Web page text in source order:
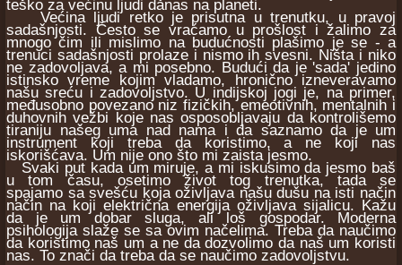
teško za većinu ljudi danas na planeti.
Većina ljudi retko je prisutna u trenutku, u pravoj
sadašnjosti. Često se vraćamo u prošlost i žalimo za
mnogo čim ili mislimo na budućnosti plašimo je se - a
trenuci sadašnjosti prolaze i nismo ih svesni. Ništa i niko
ne zadovoljava, a mi posebno. Budući da je 'sada' jedino
istinsko vreme kojim vladamo, hronično izneveravamo
našu sreću i zadovoljstvo. U indijskoj jogi je, na primer,
međusobno povezano niz fizičkih, emeotivnih, mentalnih i
duhovnih vežbi koje nas osposobljavaju da kontrolišemo
tiraniju našeg uma nad nama i da saznamo da je um
instrument koji treba da koristimo, a ne koji nas
iskorišćava. Um nije ono što mi zaista jesmo.
Svaki put kada um miruje, a mi iskusimo da jesmo baš
u tom času, osetimo život tog trenutka, tada se
spajamo sa svešću koja oživljava našu dušu na isti način
način na koji električna energija oživljava sijalicu. Kažu
da je um dobar sluga, ali loš gospodar. Moderna
psihologija slaže se sa ovim načelima. Treba da naučimo
da koristimo naš um a ne da dozvolimo da naš um koristi
nas. To znači da treba da se naučimo zadovoljstvu.